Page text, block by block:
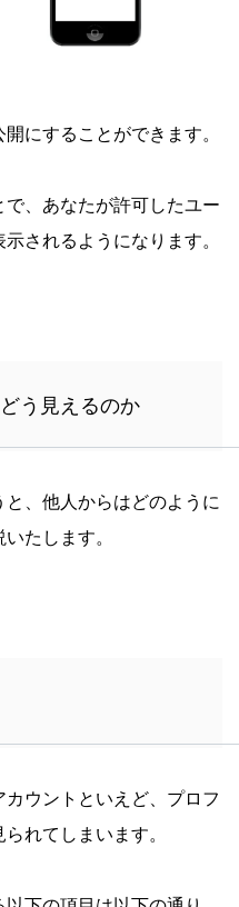
にすることができます。
、あなたが許可したユー
されるようになります。
う見えるのか
、他人からはどのように
たします。
ウントといえど、プロフ
れてしまいます。